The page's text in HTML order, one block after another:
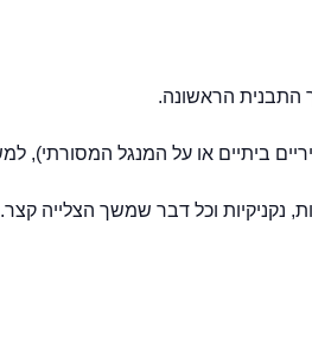
התבנית הראשונה.
נקניקיות וכל דבר שמשך הצלייה קצר.